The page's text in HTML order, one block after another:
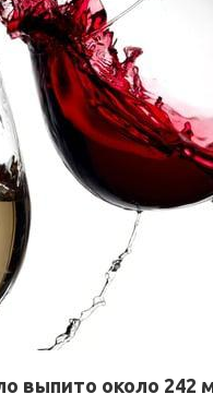
выпито около 242